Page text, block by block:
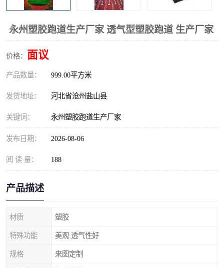
永州塑胶跑道生产厂家 透气型塑胶跑道 生产厂家
价格： 面议
产品数量： 999.00平方米
发货地址： 河北省沧州盐山县
关键词： 永州塑胶跑道生产厂家
发布日期： 2026-08-06
阅 读 量： 188
产品描述
材质 塑胶
特殊功能 美观 透气性好
规格 来图定制